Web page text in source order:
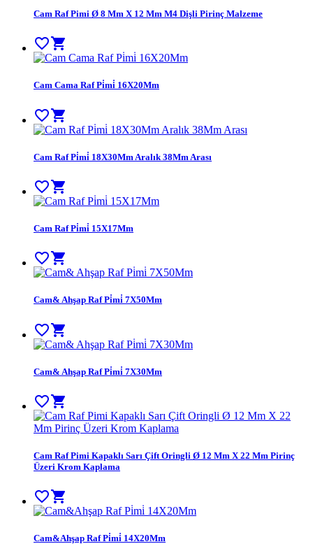
Cam Raf Pimi Ø 8 Mm X 12 Mm M4 Dişli Pirinç Malzeme
favorite_bordershopping_cart
Cam Cama Raf Pi̇mi̇ 16X20Mm
favorite_bordershopping_cart
Cam Raf Pi̇mi̇ 18X30Mm Aralık 38Mm Arası
favorite_bordershopping_cart
Cam Raf Pi̇mi̇ 15X17Mm
favorite_bordershopping_cart
Cam& Ahşap Raf Pi̇mi̇ 7X50Mm
favorite_bordershopping_cart
Cam& Ahşap Raf Pi̇mi̇ 7X30Mm
favorite_bordershopping_cart
Cam Raf Pimi Kapaklı Sarı Çift Oringli Ø 12 Mm X 22 Mm Pirinç
Üzeri Krom Kaplama
favorite_bordershopping_cart
Cam&Ahşap Raf Pi̇mi̇ 14X20Mm